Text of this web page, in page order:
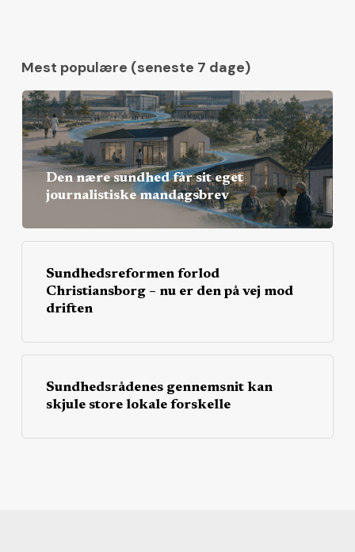
Mest populære (seneste 7 dage)
Den nære sundhed får sit eget
journalistiske mandagsbrev
Sundhedsreformen forlod
Christiansborg – nu er den på vej mod
driften
Sundhedsrådenes gennemsnit kan
skjule store lokale forskelle